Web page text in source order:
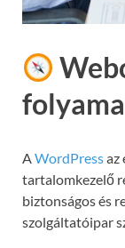
AWordPressaz
tartalomkezelő
biztonságos és
szolgáltatóipar